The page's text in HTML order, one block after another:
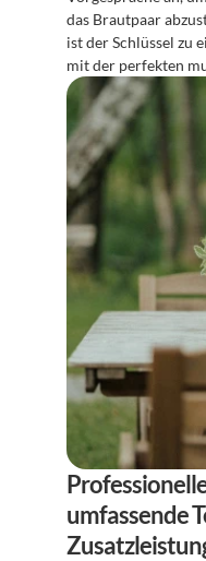
das Brautpaar
ist der Schlüssel zu
mit der perfekten
umfassende